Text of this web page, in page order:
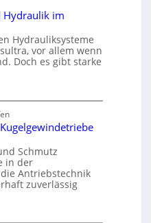
Hydraulik im
Hydrauliksysteme
vor allem wenn
Doch es gibt starke
Schmutz
in der
Antriebstechnik
zuverlässig